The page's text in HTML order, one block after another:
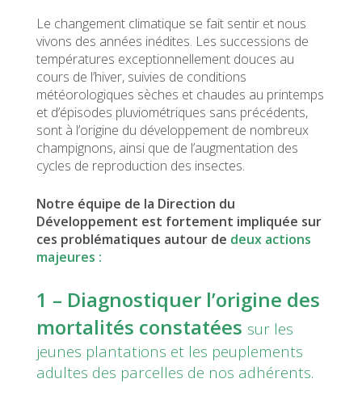
Le changement climatique se fait sentir et nous
vivons des années inédites. Les successions de
températures exceptionnellement douces au
cours de l’hiver, suivies de conditions
météorologiques sèches et chaudes au printemps
et d’épisodes pluviométriques sans précédents,
sont à l’origine du développement de nombreux
champignons, ainsi que de l’augmentation des
cycles de reproduction des insectes.
Notre équipe de la Direction du
Développement est fortement impliquée sur
ces problématiques autour de deux actions
majeures :
1 – Diagnostiquer l’origine des
mortalités constatées sur les
jeunes plantations et les peuplements
adultes des parcelles de nos adhérents.